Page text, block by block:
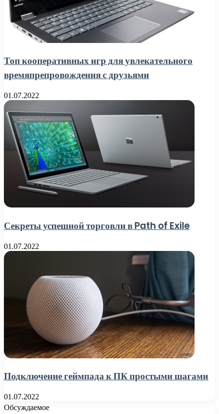
Топ кооперативных игр для увлекательного
времяпрепровождения с друзьями
01.07.2022
Секреты успешной торговли в Path of Exile
01.07.2022
Подключение геймпада к ПК простыми шагами
01.07.2022
Обсуждаемое